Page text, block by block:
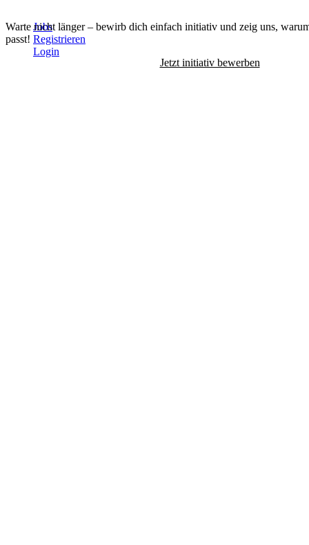
Jobs
Registrieren
Login
Warte nicht länger – bewirb dich einfach initiativ und zeig uns,
passt!
Jetzt initiativ bewerben